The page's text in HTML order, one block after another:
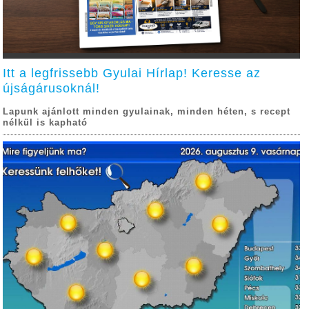
Itt a legfrissebb Gyulai Hírlap! Keresse az
újságárusoknál!
Lapunk ajánlott minden gyulainak, minden héten, s recept
nélkül is kapható